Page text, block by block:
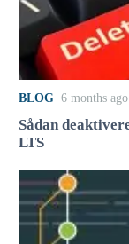
BLOG 6 months ago
Sådan
LTS